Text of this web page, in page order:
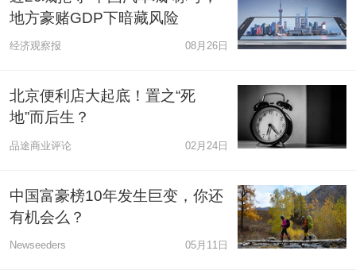
地方豪赌GDP下暗藏风险
经济观察报 08月26日
北京便利店大起底！置之“死
地”而后生？
品途商业评论 02月24日
中国富豪榜10年发生巨变，你还
有机会么？
Newseeders 05月11日